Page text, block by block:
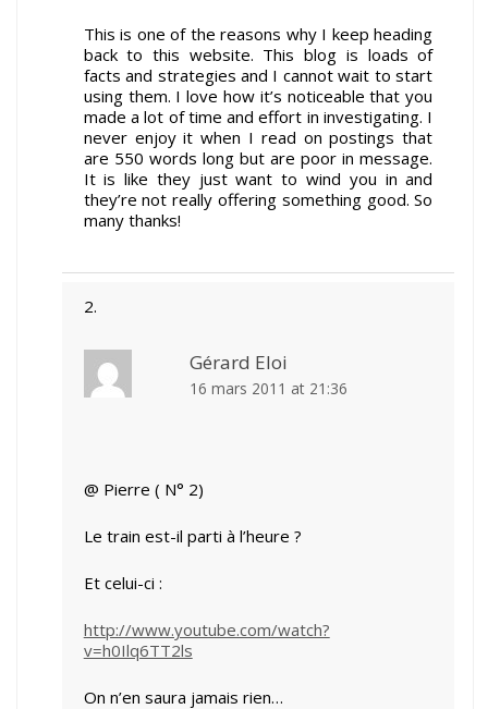
This is one of the reasons why I keep heading
back to this website. This blog is loads of
facts and strategies and I cannot wait to start
using them. I love how it’s noticeable that you
made a lot of time and effort in investigating. I
never enjoy it when I read on postings that
are 550 words long but are poor in message.
It is like they just want to wind you in and
they’re not really offering something good. So
many thanks!
Gérard Eloi
16 mars 2011 at 21:36
@ Pierre ( N° 2)
Le train est-il parti à l’heure ?
Et celui-ci :
http://www.youtube.com/watch?
v=h0Ilq6TT2ls
On n’en saura jamais rien…